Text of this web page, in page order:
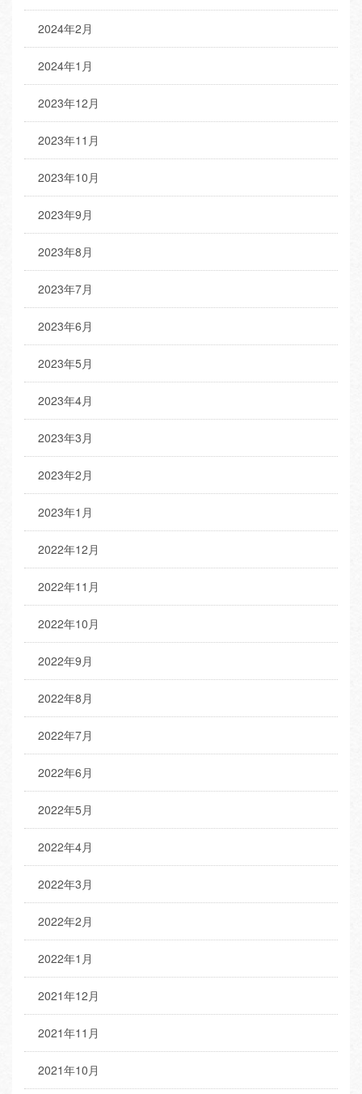
2024年2月
2024年1月
2023年12月
2023年11月
2023年10月
2023年9月
2023年8月
2023年7月
2023年6月
2023年5月
2023年4月
2023年3月
2023年2月
2023年1月
2022年12月
2022年11月
2022年10月
2022年9月
2022年8月
2022年7月
2022年6月
2022年5月
2022年4月
2022年3月
2022年2月
2022年1月
2021年12月
2021年11月
2021年10月